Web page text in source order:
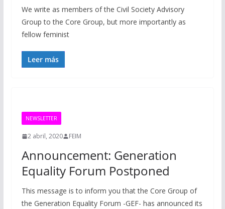
We write as members of the Civil Society Advisory
Group to the Core Group, but more importantly as
fellow feminist
Leer más
NEWSLETTER
2 abril, 2020 FEIM
Announcement: Generation
Equality Forum Postponed
This message is to inform you that the Core Group of
the Generation Equality Forum -GEF- has announced its